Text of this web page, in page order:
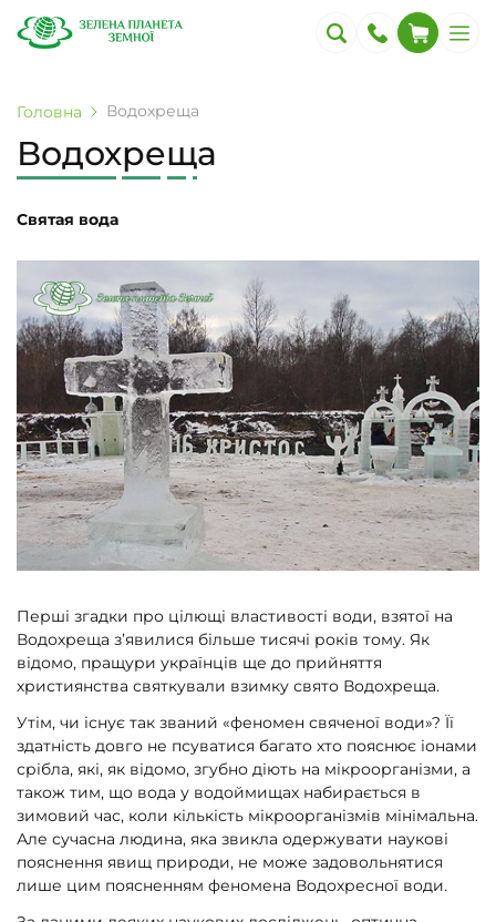
Головна Водохреща
Водохреща
Святая вода
Перші згадки про цілющі властивості води, взятої на
Водохреща з’явилися більше тисячі років тому. Як
відомо, пращури українців ще до прийняття
християнства святкували взимку свято Водохреща.
Утім, чи існує так званий «феномен свяченої води»? Її
здатність довго не псуватися багато хто пояснює іонами
срібла, які, як відомо, згубно діють на мікроорганізми, а
також тим, що вода у водоймищах набирається в
зимовий час, коли кількість мікроорганізмів мінімальна.
Але сучасна людина, яка звикла одержувати наукові
пояснення явищ природи, не може задовольнятися
лише цим поясненням феномена Водохресної води.